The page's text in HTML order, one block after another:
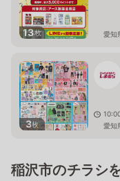
13枚 愛知
3枚
愛知
稲沢市のチラシ